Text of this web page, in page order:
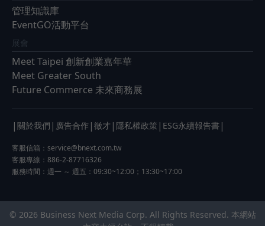
管理知識庫
EventGO活動平台
展會
Meet Taipei 創新創業嘉年華
Meet Greater South
Future Commerce 未來商務展
| 關於我們 | 廣告合作 | 徵才 | 隱私權政策 | ESG永續報告書 |
客服信箱： service@bnext.com.tw
客服專線：886-2-87716326
服務時間：週一 ～ 週五：09:30~12:00；13:30~17:00
© 2026 Business Next Media Corp. All Rights Reserved. 本網站